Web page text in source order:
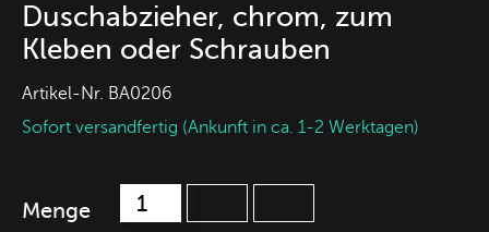
Duschabzieher, chrom, zum
Kleben oder Schrauben
Artikel-Nr. BA0206
Sofort versandfertig (Ankunft in ca. 1-2 Werktagen)
Menge